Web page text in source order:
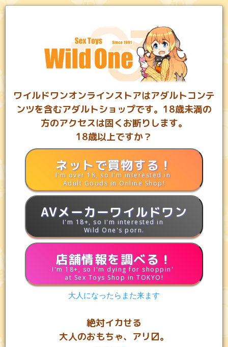
ワイルドワンオンラインストアはアダルトコンテ
ンツを含むアダルトショップです。18歳未満の
方のアクセスは固くお断りします。
18歳以上ですか？
ネットで買物する！
I'm over 18, so I'm interested in
Adult Goods in Online Shop!
AVメーカーワイルドワン
I'm 18+, so I'm interested in
Wild One's porn.
店舗情報を調べる！
I'm 18+, so I'm dying for shoppin'
at Sex Toys Shop in TOKYO!
大人になったらまた来ます
絶対イカせる
大人のおもちゃ、アリ〼。
ランキング MYページ
都内5店舗と通販のアダルトグッズショップワイルドワン
アダルトグッズ専門店ワイルドワン
コンドーム
潤滑ゼリー(潤滑剤)入りタイプ
潤滑ゼリー(潤滑剤)入りタイプ